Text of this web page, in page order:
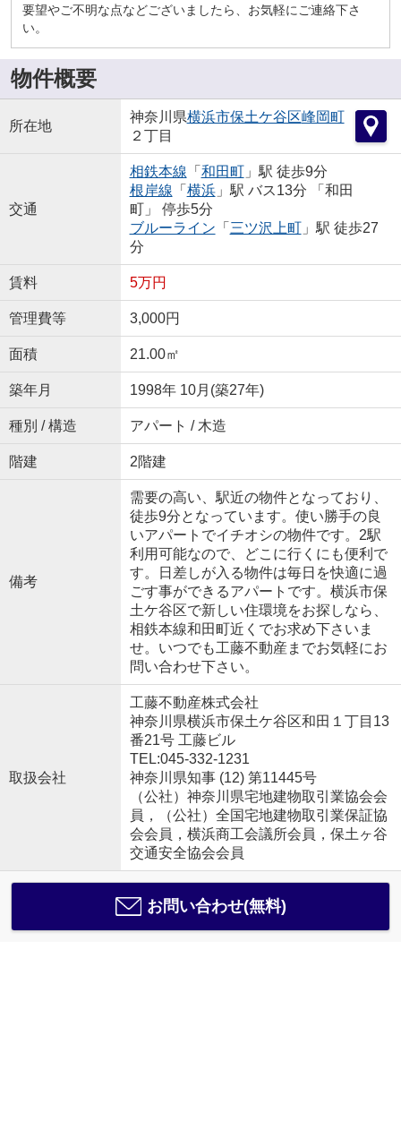
要望やご不明な点などございましたら、お気軽にご連絡下さ
い。
物件概要
所在地
神奈川県横浜市保土ケ谷区峰岡町
２丁目
交通
相鉄本線 「 和田町」駅 徒歩9分
根岸線 「 横浜」駅 バス13分 「和田
町」 停歩5分
ブルーライン 「 三ツ沢上町」駅 徒歩27
分
賃料 5万円
管理費等 3,000円
面積 21.00㎡
築年月 1998年 10月(築27年)
種別 / 構造 アパート / 木造
階建 2階建
備考
需要の高い、駅近の物件となっており、
徒歩9分となっています。使い勝手の良
いアパートでイチオシの物件です。2駅
利用可能なので、どこに行くにも便利で
す。日差しが入る物件は毎日を快適に過
ごす事ができるアパートです。横浜市保
土ケ谷区で新しい住環境をお探しなら、
相鉄本線和田町近くでお求め下さいま
せ。いつでも工藤不動産までお気軽にお
問い合わせ下さい。
取扱会社
工藤不動産株式会社
神奈川県横浜市保土ケ谷区和田１丁目13
番21号 工藤ビル
TEL:045-332-1231
神奈川県知事 (12) 第11445号
（公社）神奈川県宅地建物取引業協会会
員，（公社）全国宅地建物取引業保証協
会会員，横浜商工会議所会員，保土ヶ谷
交通安全協会会員
お問い合わせ(無料)